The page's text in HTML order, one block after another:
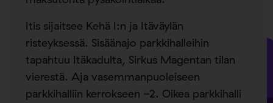
Itis sijaitsee Kehä I:n ja Itäväylän
risteyksessä. Sisäänajo parkkihalleihin
tapahtuu Itäkadulta, Sirkus Magentan tilan
vierestä. Aja vasemmanpuoleiseen
parkkihalliin kerrokseen -2. Oikea parkkihalli